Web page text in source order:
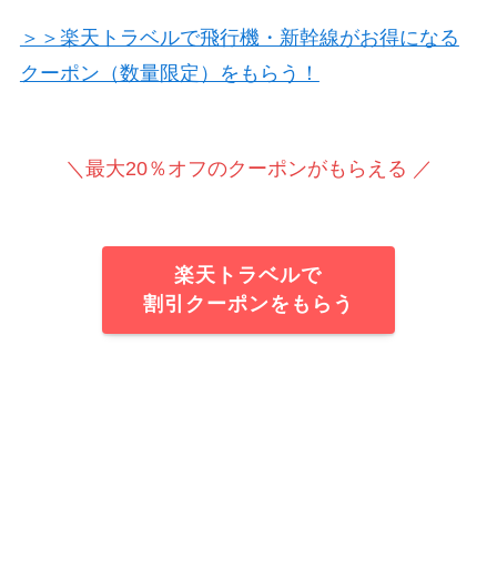
＞＞楽天トラベルで飛行機・新幹線がお得になる
クーポン（数量限定）をもらう！
＼最大20％オフのクーポンがもらえる ／
楽天トラベルで
割引クーポンをもらう